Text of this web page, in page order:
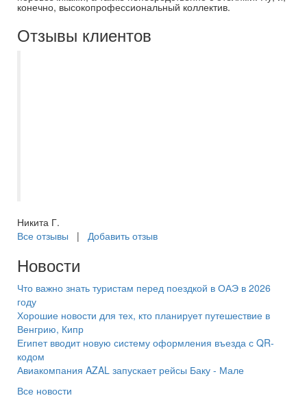
конечно, высокопрофессиональный коллектив.
Отзывы клиентов
Никита Г.
Все отзывы | Добавить отзыв
Новости
Что важно знать туристам перед поездкой в ОАЭ в 2026
году
Хорошие новости для тех, кто планирует путешествие в
Венгрию, Кипр
Египет вводит новую систему оформления въезда с QR-
кодом
Авиакомпания AZAL запускает рейсы Баку - Мале
Все новости